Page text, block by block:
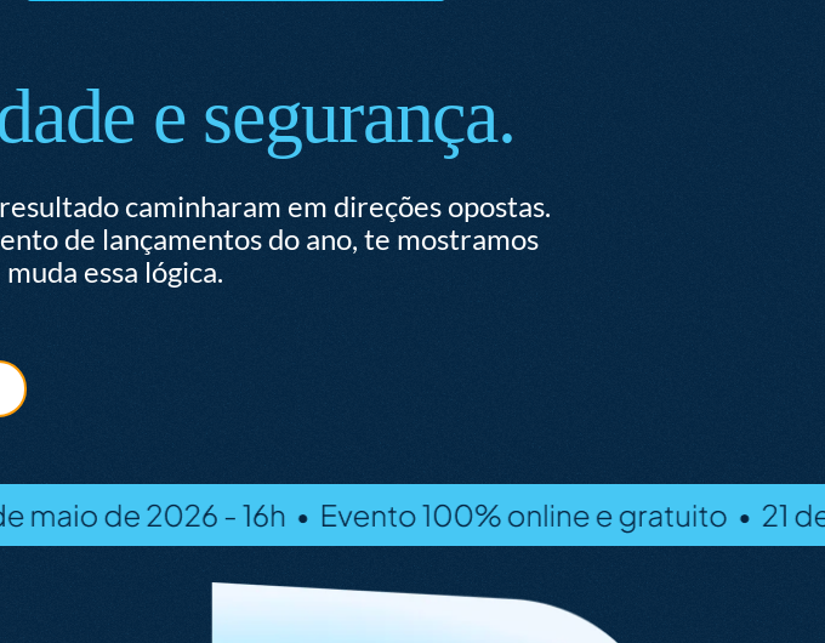
ade e segurança.
caminharam em direções opostas.
de lançamentos do ano, te mostramos
essa lógica.